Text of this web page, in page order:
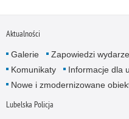
Aktualności
Galerie Zapowiedzi
Komunikaty
Informacje dla
Nowe i zmodernizowane
Lubelska Policja